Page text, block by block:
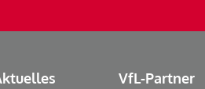
VfL-Partner